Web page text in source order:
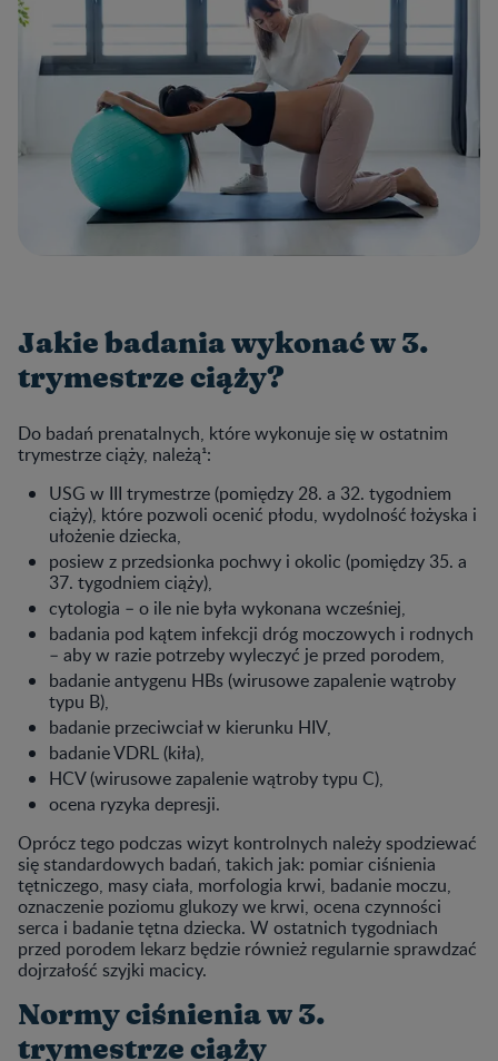
Jakie badania wykonać w 3.
trymestrze ciąży?
Do badań prenatalnych, które wykonuje się w ostatnim
trymestrze ciąży, należą¹:
USG w III trymestrze (pomiędzy 28. a 32. tygodniem
ciąży), które pozwoli ocenić płodu, wydolność łożyska i
ułożenie dziecka,
posiew z przedsionka pochwy i okolic (pomiędzy 35. a
37. tygodniem ciąży),
cytologia – o ile nie była wykonana wcześniej,
badania pod kątem infekcji dróg moczowych i rodnych
– aby w razie potrzeby wyleczyć je przed porodem,
badanie antygenu HBs (wirusowe zapalenie wątroby
typu B),
badanie przeciwciał w kierunku HIV,
badanie VDRL (kiła),
HCV (wirusowe zapalenie wątroby typu C),
ocena ryzyka depresji.
Oprócz tego podczas wizyt kontrolnych należy spodziewać
się standardowych badań, takich jak: pomiar ciśnienia
tętniczego, masy ciała, morfologia krwi, badanie moczu,
oznaczenie poziomu glukozy we krwi, ocena czynności
serca i badanie tętna dziecka. W ostatnich tygodniach
przed porodem lekarz będzie również regularnie sprawdzać
dojrzałość szyjki macicy.
Normy ciśnienia w 3.
trymestrze ciąży